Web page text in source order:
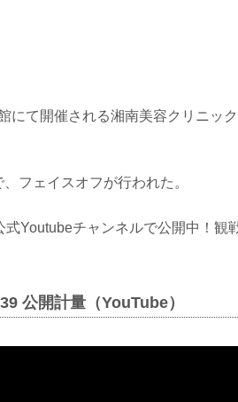
にて開催される湘南美容クリニッ
フェイスオフが行われた。
Youtubeチャンネルで公開中！観
公開計量（YouTube）